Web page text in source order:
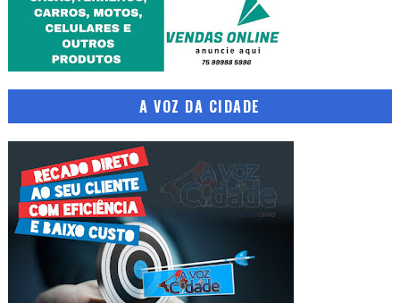
A VOZ DA CIDADE